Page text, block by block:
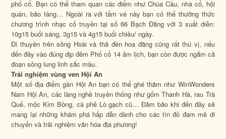
phố cổ. Bạn có thể tham quan các điểm như Chùa Cầu, nhà cổ, hội
quán, bảo tàng… Ngoài ra với tấm vé này bạn có thể thưởng thức
chương trình nhạc cổ truyền tại số 66 Bạch Đằng với 3 suất diễn:
10g15 buổi sáng, 3g15 và 4g15 buổi chiều/ ngày.
Đi thuyền trên sông Hoài và thả đèn hoa đăng cũng rất thú vị, nếu
đến đây vào đúng dịp đêm Phố cổ 14 âm lịch, bạn còn được ngắm cả
đoạn sông lung linh sắc màu.
Trải nghiệm vùng ven Hội An
Một số địa điểm gần Hội An bạn có thể ghé thăm như WinWonders
Nam Hội An, các làng nghề truyền thống như gốm Thanh Hà, rau Trà
Quế, mộc Kim Bồng, cà phê Lò gạch cũ… Đảm bảo khi đến đây sẽ
mang lại những khám phá hấp dẫn dành cho các tín đồ đam mê di
chuyển và trải nghiệm văn hóa địa phương!